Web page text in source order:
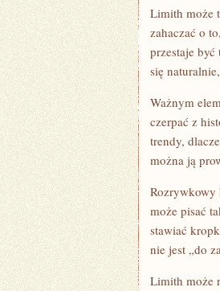
Limith może
zahaczać o
przestaje
się
Ważnym
czerpać z
trendy,
można ją
Rozrywkowy
może pisać
stawiać
nie jest „do
Limith może